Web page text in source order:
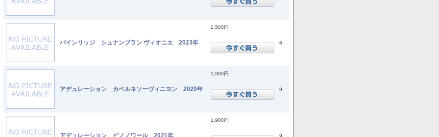
パインリッジ シュナンブラン ヴィオニエ 2023年
2,500円
6
アデュレーション カベルネソーヴィニヨン 2020年
1,900円
9
アデュレーション ピノノワール 2021年
1,900円
9